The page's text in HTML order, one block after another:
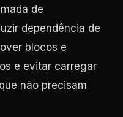
de
dependência de
blocos e
e evitar carregar
não precisam